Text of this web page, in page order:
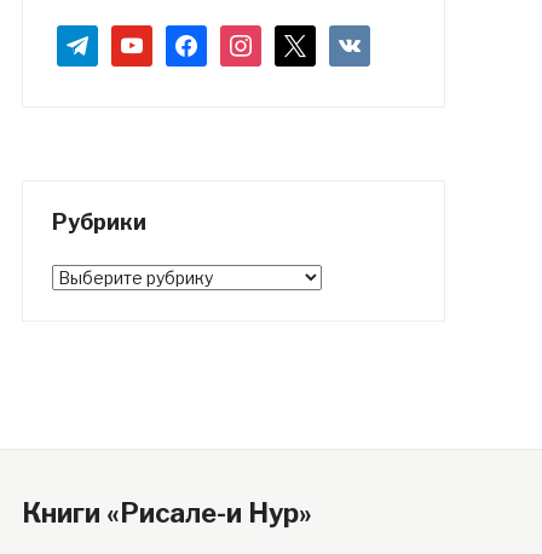
telegramyoutubefacebookinstagram vkontakte
Рубрики
Рубрики
Книги «Рисале-и Нур»